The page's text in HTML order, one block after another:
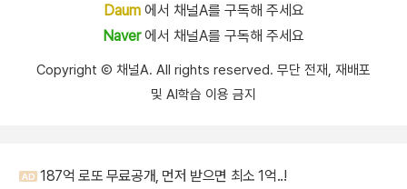
Daum에서 채널A를 구독해 주세요
Naver에서 채널A를 구독해 주세요
Copyright Ⓒ 채널A. All rights reserved. 무단 전재, 재배포
및 AI학습 이용 금지